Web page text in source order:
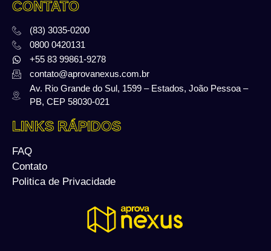
CONTATO
(83) 3035-0200
0800 0420131
+55 83 99861-9278
contato@aprovanexus.com.br
Av. Rio Grande do Sul, 1599 – Estados, João Pessoa –
PB, CEP 58030-021
LINKS RÁPIDOS
FAQ
Contato
Politica de Privacidade